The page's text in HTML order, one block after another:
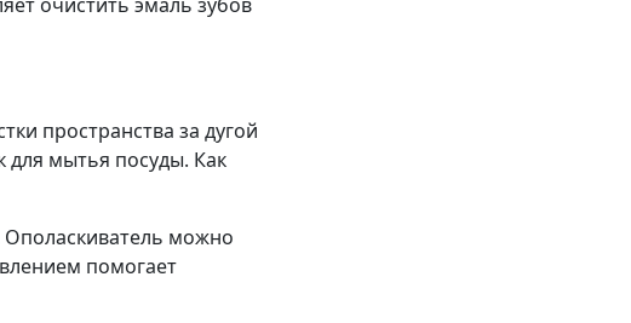
пространства за дугой
для мытья посуды. Как
Ополаскиватель можно
помогает